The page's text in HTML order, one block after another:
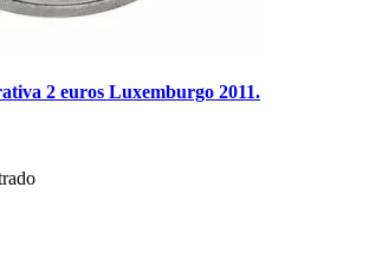
2 euros Luxemburgo 2011.